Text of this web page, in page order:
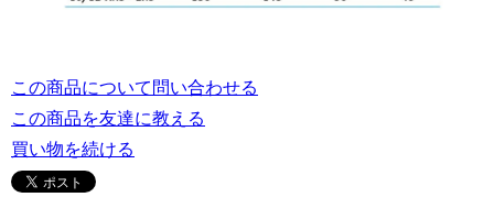
この商品について問い合わせる
この商品を友達に教える
買い物を続ける